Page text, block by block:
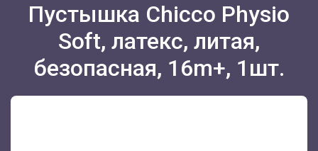
Пустышка Chicco Physio
Soft, латекс, литая,
безопасная, 16m+, 1шт.